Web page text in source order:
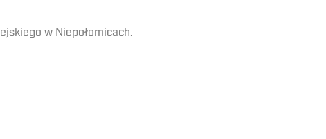
w Niepołomicach.